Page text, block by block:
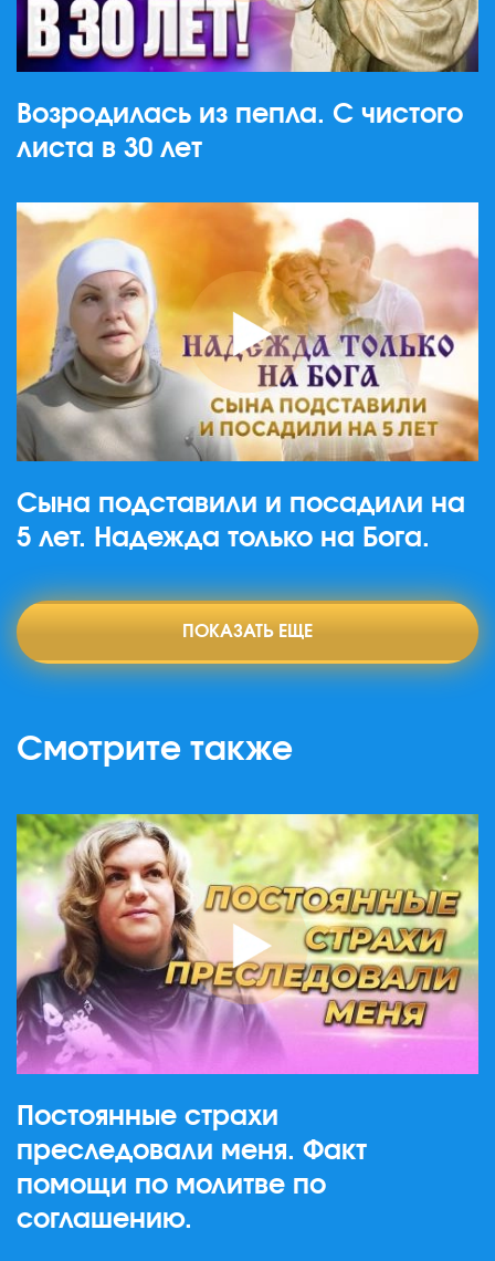
Возродилась из пепла. С чистого
листа в 30 лет
Сына подставили и посадили на
5 лет. Надежда только на Бога.
ПОКАЗАТЬ ЕЩЕ
Смотрите также
Постоянные страхи
преследовали меня. Факт
помощи по молитве по
соглашению.